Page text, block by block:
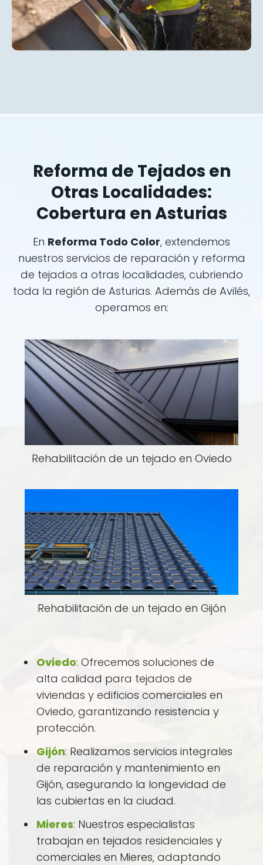
Reforma de Tejados en
Otras Localidades:
Cobertura en Asturias
En Reforma Todo Color, extendemos
nuestros servicios de reparación y reforma
de tejados a otras localidades, cubriendo
toda la región de Asturias. Además de Avilés,
operamos en:
Rehabilitación de un tejado en Oviedo
Rehabilitación de un tejado en Gijón
Oviedo: Ofrecemos soluciones de
alta calidad para tejados de
viviendas y edificios comerciales en
Oviedo, garantizando resistencia y
protección.
Gijón: Realizamos servicios integrales
de reparación y mantenimiento en
Gijón, asegurando la longevidad de
las cubiertas en la ciudad.
Mieres: Nuestros especialistas
trabajan en tejados residenciales y
comerciales en Mieres, adaptando